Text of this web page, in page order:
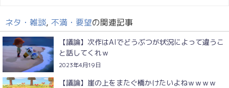
ネタ・雑談, 不満・要望の関連記事
【議論】次作はAIでどうぶつが状況によって違うこ
と話してくれｗ
2023年4月19日
【議論】崖の上をまたぐ橋かけたいよねｗｗｗｗ